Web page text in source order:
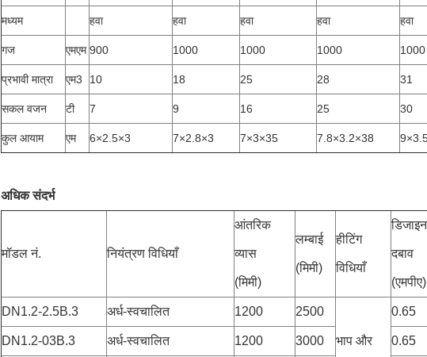
मध्यम हवा हवा हवा हवा हवा
गज एमएम 900 1000 1000 1000 1000
प्रभावी मात्रा एम3 10 18 25 28 31
सकल वजन टी 7 9 16 25 30
कुल आयाम एम 6×2.5×3 7×2.8×3 7×3×35 7.8×3.2×38
अधिक संदर्भ
मॉडल नं. नियंत्रण विधियाँ
आंतरिक
व्यास
(मिमी)
लम्बाई
(मिमी)
हीटिंग
विधियाँ
डिजाइन
दबाव
(एमपीए)
DN1.2-2.5B.3 अर्ध-स्वचालित 1200 2500
भाप और
0.65
DN1.2-03B.3 अर्ध-स्वचालित 1200 3000 0.65